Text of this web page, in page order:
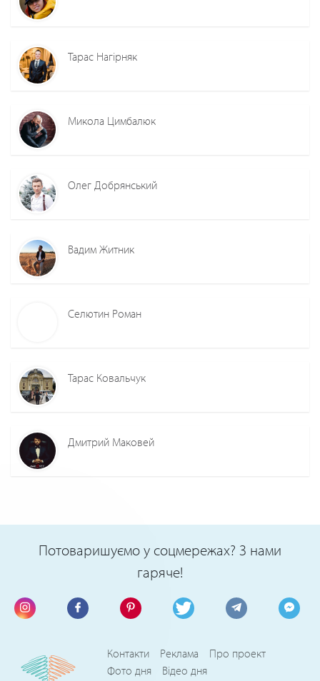
Тарас Нагірняк
Микола Цимбалюк
Олег Добрянський
Вадим Житник
Селютин Роман
Тарас Ковальчук
Дмитрий Маковей
Потоваришуємо у соцмережах? З нами
гаряче!
Контакти Реклама
Про проект
Фото дня
Відео дня